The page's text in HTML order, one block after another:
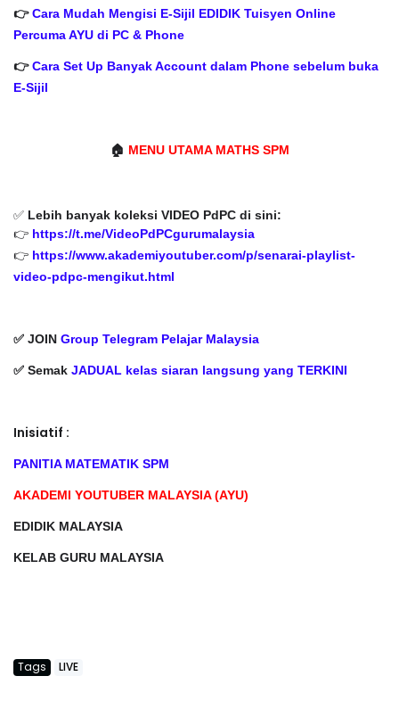
👉Cara Mudah Mengisi E-Sijil EDIDIK Tuisyen Online
Percuma AYU di PC & Phone
👉Cara Set Up Banyak Account dalam Phone sebelum buka
E-Sijil
🏠 MENU UTAMA MATHS SPM
✅ Lebih banyak koleksi VIDEO PdPC di sini:
👉 https://t.me/VideoPdPCgurumalaysia
👉 https://www.akademiyoutuber.com/p/senarai-playlist-
video-pdpc-mengikut.html
✅ JOIN Group Telegram Pelajar Malaysia
✅ Semak JADUAL kelas siaran langsung yang TERKINI
Inisiatif :
PANITIA MATEMATIK SPM
AKADEMI YOUTUBER MALAYSIA (AYU)
EDIDIK MALAYSIA
KELAB GURU MALAYSIA
Tags LIVE